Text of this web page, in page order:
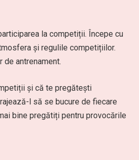
la competiții. Începe cu
și regulile competițiilor.
antrenament.
și că te pregătești
l să se bucure de fiecare
bine pregătiți pentru provocările